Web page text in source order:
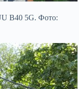
B40 5G. Фото: